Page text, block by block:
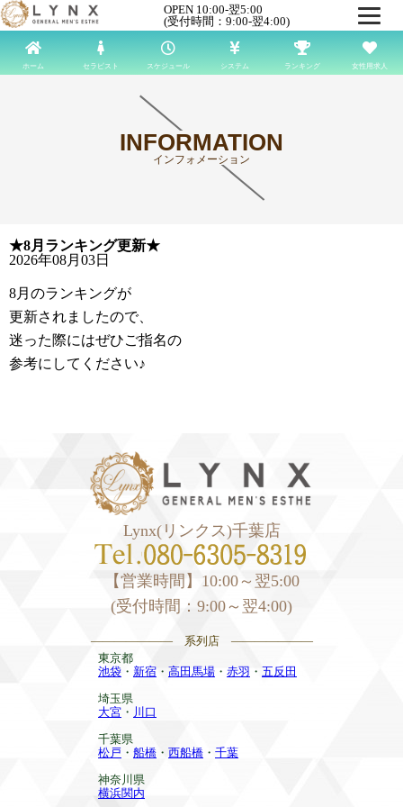
OPEN 10:00-翌5:00
(受付時間：9:00-翌4:00)
ホーム セラピスト スケジュール システム ランキング 女性用求人
INFORMATION
インフォメーション
★8月ランキング更新★
2026年08月03日
8月のランキングが
更新されましたので、
迷った際にはぜひご指名の
参考にしてください♪
Lynx(リンクス)千葉店
【営業時間】10:00～翌5:00
(受付時間：9:00～翌4:00)
——————— 系列店 ———————
東京都
池袋 ・ 新宿 ・ 高田馬場 ・ 赤羽 ・ 五反田
埼玉県
大宮 ・ 川口
千葉県
松戸 ・ 船橋 ・ 西船橋 ・ 千葉
神奈川県
横浜関内